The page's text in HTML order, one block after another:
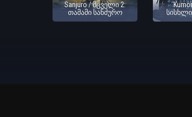
Sanjuro / მცველი 2:
თამამი სანძურო